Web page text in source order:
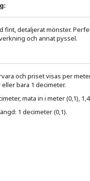
fint, detaljerat mönster.
och annat pyssel.
och priset visas per
bara 1 decimeter.
mata in i meter (0,1),
1 decimeter (0,1).